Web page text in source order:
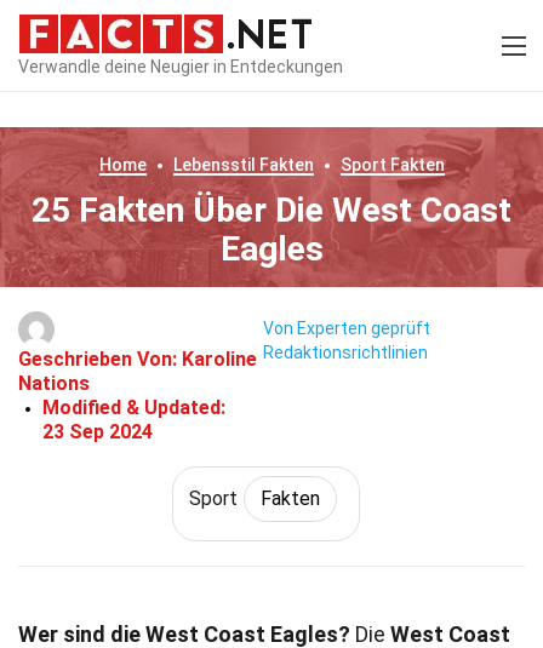
Verwandle deine Neugier in Entdeckungen
Home Lebensstil Fakten Sport Fakten
25 Fakten Über Die West Coast
Eagles
Geschrieben Von: Karoline
Nations
Modified & Updated:
23 Sep 2024
Von Experten geprüft
Redaktionsrichtlinien
Sport Fakten
Wer sind die West Coast Eagles? Die West Coast